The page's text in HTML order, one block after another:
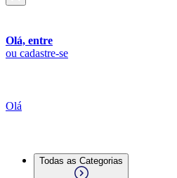
Olá, entre
ou cadastre-se
Olá
Todas as Categorias